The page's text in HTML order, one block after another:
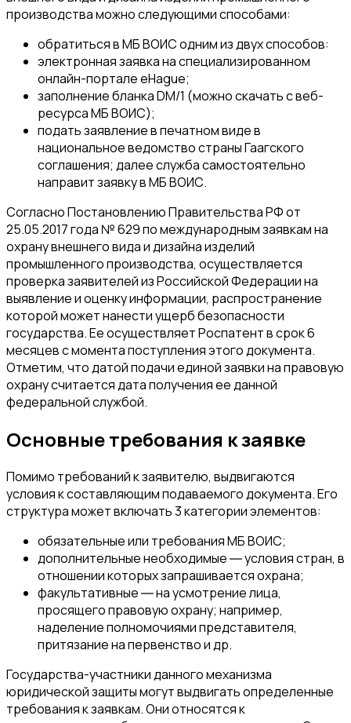
производства можно следующими способами:
обратиться в МБ ВОИС одним из двух способов:
электронная заявка на специализированном
онлайн-портале eHague;
заполнение бланка DM/1 (можно скачать с веб-
ресурса МБ ВОИС);
подать заявление в печатном виде в
национальное ведомство страны Гаагского
соглашения; далее служба самостоятельно
направит заявку в МБ ВОИС.
Согласно Постановлению Правительства РФ от
25.05.2017 года № 629 по международным заявкам на
охрану внешнего вида и дизайна изделий
промышленного производства, осуществляется
проверка заявителей из Российской Федерации на
выявление и оценку информации, распространение
которой может нанести ущерб безопасности
государства. Ее осуществляет Роспатент в срок 6
месяцев с момента поступления этого документа.
Отметим, что датой подачи единой заявки на правовую
охрану считается дата получения ее данной
федеральной службой.
Основные требования к заявке
Помимо требований к заявителю, выдвигаются
условия к составляющим подаваемого документа. Его
структура может включать 3 категории элементов:
обязательные или требования МБ ВОИС;
дополнительные необходимые ― условия стран, в
отношении которых запрашивается охрана;
факультативные ― на усмотрение лица,
просящего правовую охрану; например,
наделение полномочиями представителя,
притязание на первенство и др.
Государства-участники данного механизма
юридической защиты могут выдвигать определенные
требования к заявкам. Они относятся к